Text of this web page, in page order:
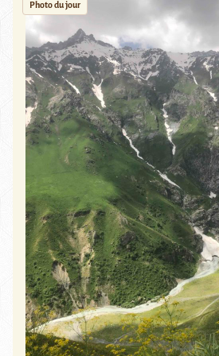
Photo du jour